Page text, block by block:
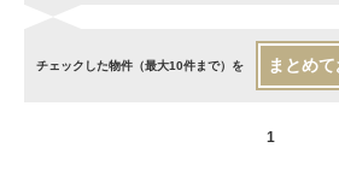
チェックした物件（最大10件まで）を まとめ
1